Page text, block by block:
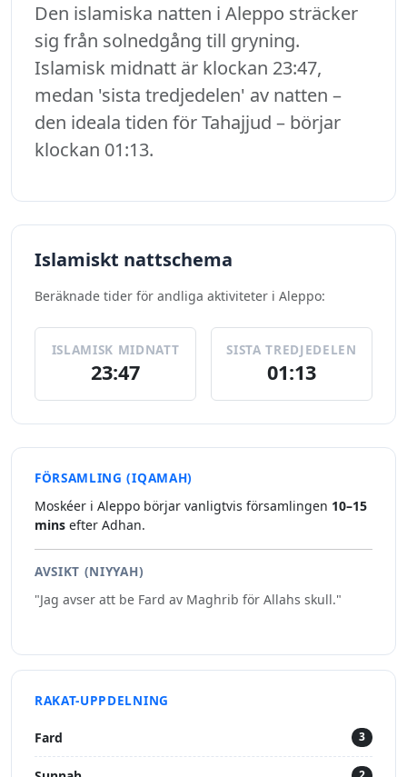
Den islamiska natten i Aleppo sträcker
sig från solnedgång till gryning.
Islamisk midnatt är klockan 23:47,
medan 'sista tredjedelen' av natten –
den ideala tiden för Tahajjud – börjar
klockan 01:13.
Islamiskt nattschema
Beräknade tider för andliga aktiviteter i Aleppo:
ISLAMISK MIDNATT
23:47
SISTA TREDJEDELEN
01:13
FÖRSAMLING (IQAMAH)
Moskéer i Aleppo börjar vanligtvis församlingen 10–15
mins efter Adhan.
AVSIKT (NIYYAH)
"Jag avser att be Fard av Maghrib för Allahs skull."
RAKAT-UPPDELNING
Fard 3